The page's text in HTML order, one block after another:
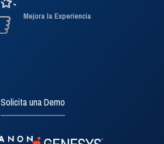
Mejora la Experiencia
Solicita una Demo